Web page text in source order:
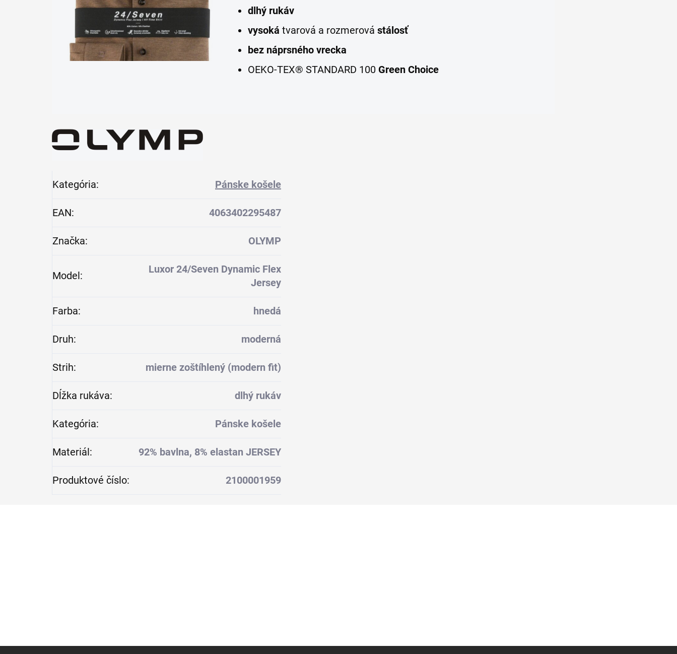
dlhý rukáv
vysoká tvarová a rozmerovástálosť
bez náprsného vrecka
OEKO-TEX® STANDARD 100 Green Choice
Kategória: Pánske košele
EAN: 4063402295487
Značka: OLYMP
Model:
Luxor 24/Seven Dynamic Flex
Jersey
Farba: hnedá
Druh: moderná
Strih: mierne zoštíhlený (modern fit)
Dĺžka rukáva: dlhý rukáv
Kategória: Pánske košele
Materiál: 92% bavlna, 8% elastan JERSEY
Produktové číslo: 2100001959